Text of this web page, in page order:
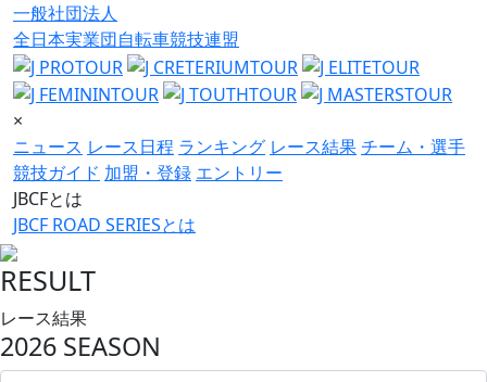
一般社団法人
全日本実業団自転車競技連盟
×
ニュース レース日程 ランキング レース結果チーム・選手
競技ガイド 加盟・登録 エントリー
JBCFとは
JBCF ROAD SERIESとは
RESULT
レース結果
2026 SEASON